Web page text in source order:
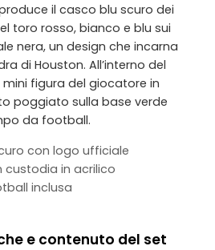
il casco blu scuro dei
toro rosso, bianco e blu sui
nera, un design che incarna
di Houston. All’interno del
figura del giocatore in
poggiato sulla base verde
da football.
con logo ufficiale
custodia in acrilico
inclusa
e contenuto del set